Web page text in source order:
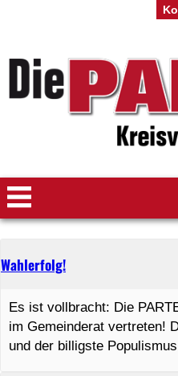
Wahlerfolg!
Es ist vollbracht: Die
im Gemeinderat vertreten!
und der billigste